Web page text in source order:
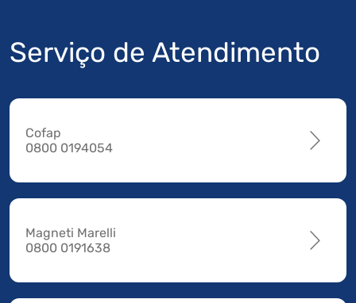
Serviço de Atendimento
Cofap
0800 0194054
Magneti Marelli
0800 0191638